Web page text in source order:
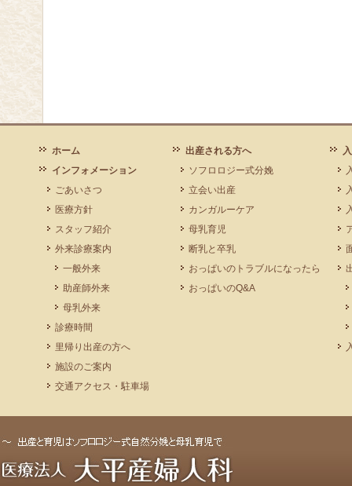
ホーム
インフォメーション
ごあいさつ
医療方針
スタッフ紹介
外来診療案内
一般外来
助産師外来
母乳外来
診療時間
里帰り出産の方へ
施設のご案内
交通アクセス・駐車場
出産される方へ
ソフロロジー式分娩
立会い出産
カンガルーケア
母乳育児
断乳と卒乳
おっぱいのトラブルになったら
おっぱいのQ&A